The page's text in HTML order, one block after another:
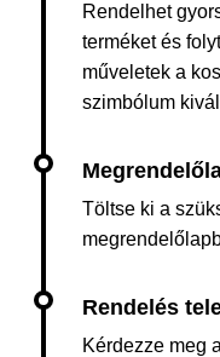
Rendelhet
terméket és
műveletek a
szimbólum
Töltse ki a
Kérdezze meg